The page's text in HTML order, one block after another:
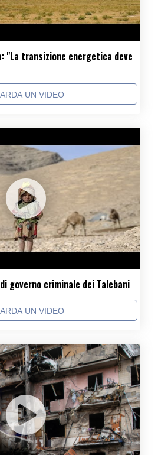
"La transizione energetica deve
UN VIDEO
governo criminale dei Talebani
UN VIDEO